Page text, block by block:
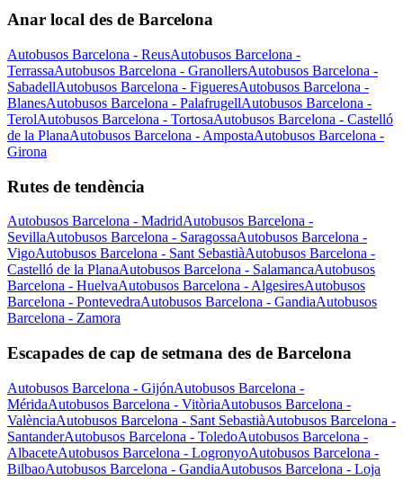
Anar local des de Barcelona
Autobusos Barcelona - ReusAutobusos Barcelona -
TerrassaAutobusos Barcelona - GranollersAutobusos Barcelona -
SabadellAutobusos Barcelona - FigueresAutobusos Barcelona -
BlanesAutobusos Barcelona - PalafrugellAutobusos Barcelona -
TerolAutobusos Barcelona - TortosaAutobusos Barcelona - Castelló
de la PlanaAutobusos Barcelona - AmpostaAutobusos Barcelona -
Girona
Rutes de tendència
Autobusos Barcelona - MadridAutobusos Barcelona -
SevillaAutobusos Barcelona - SaragossaAutobusos Barcelona -
VigoAutobusos Barcelona - Sant SebastiàAutobusos Barcelona -
Castelló de la PlanaAutobusos Barcelona - SalamancaAutobusos
Barcelona - HuelvaAutobusos Barcelona - AlgesiresAutobusos
Barcelona - PontevedraAutobusos Barcelona - GandiaAutobusos
Barcelona - Zamora
Escapades de cap de setmana des de Barcelona
Autobusos Barcelona - GijónAutobusos Barcelona -
MéridaAutobusos Barcelona - VitòriaAutobusos Barcelona -
ValènciaAutobusos Barcelona - Sant SebastiàAutobusos Barcelona -
SantanderAutobusos Barcelona - ToledoAutobusos Barcelona -
AlbaceteAutobusos Barcelona - LogronyoAutobusos Barcelona -
BilbaoAutobusos Barcelona - GandiaAutobusos Barcelona - Loja